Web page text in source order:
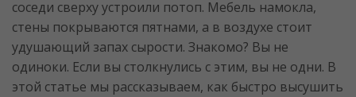
соседи сверху устроили потоп. Мебель намокла,
стены покрываются пятнами, а в воздухе стоит
удушающий запах сырости. Знакомо? Вы не
одиноки. Если вы столкнулись с этим, вы не одни. В
этой статье мы рассказываем, как быстро высушить